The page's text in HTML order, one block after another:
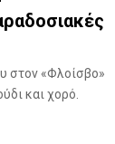
στον «Φλοίσβο»
και χορό.